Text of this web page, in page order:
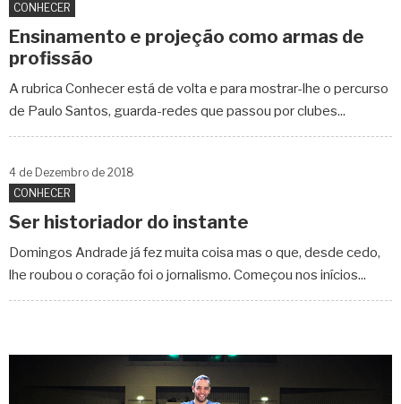
CONHECER
Ensinamento e projeção como armas de
profissão
A rubrica Conhecer está de volta e para mostrar-lhe o percurso
de Paulo Santos, guarda-redes que passou por clubes...
4 de Dezembro de 2018
CONHECER
Ser historiador do instante
Domingos Andrade já fez muita coisa mas o que, desde cedo,
lhe roubou o coração foi o jornalismo. Começou nos inícios...